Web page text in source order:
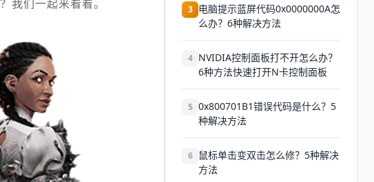
我们一起来看看。
3 电脑提示蓝屏代码0x0000000A怎
么办？6种解决方法
4 NVIDIA控制面板打不开怎么办？
6种方法快速打开N卡控制面板
5 0x800701B1错误代码是什么？5
种解决方法
6
鼠标单击变双击怎么修？5种解决
方法